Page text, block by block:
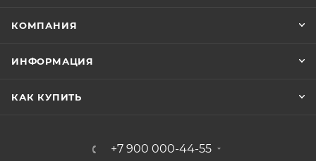
КОМПАНИЯ
ИНФОРМАЦИЯ
КАК КУПИТЬ
+7 900 000-44-55